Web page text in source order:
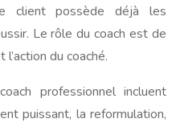
client possède déjà les
Le rôle du coach est de
du coaché.
professionnel incluent
puissant, la reformulation,